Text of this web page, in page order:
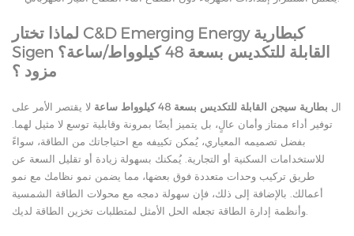
لماذا تختار C&D Emerging Energy كبطارية
Sigen القابلة للتكديس بسعة 48 كيلوواط/ساعة؟
مزود ؟
ال بطارية سيجن القابلة للتكديس بسعة 48 كيلوواط ساعة
لا يقتصر الأمر على
توفير أداء ممتاز وأمان عالٍ، بل يتميز أيضًا بمرونة وقابلية توسع لا مثيل لهما.
بفضل تصميمه المعياري، يُمكن تكييفه مع احتياجاتك من الطاقة، سواءً
للاستخدامات السكنية أو التجارية. يُمكنك بسهولة زيادة أو تقليل السعة عن
طريق تركيب وحدات متعددة فوق بعضها، مما يضمن نمو نظامك مع نمو
أعمالك. بالإضافة إلى ذلك، فإن سهولة دمجه مع محولات الطاقة الشمسية